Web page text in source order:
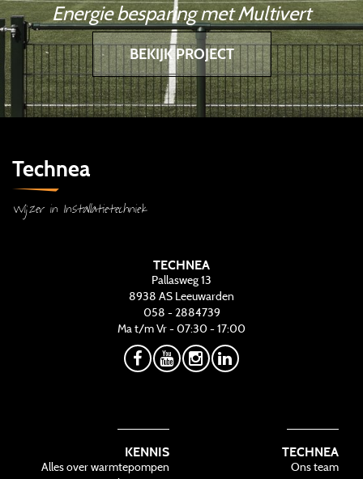
Energie besparing met Multivert
BEKIJK PROJECT
Technea
Wijzer in Installatietechniek
TECHNEA
Pallasweg 13
8938 AS Leeuwarden
058 - 2884739
Ma t/m Vr - 07:30 - 17:00
KENNIS
Alles over warmtepompen
TECHNEA
Ons team